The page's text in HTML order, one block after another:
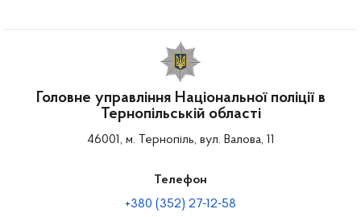
Головне управління Національної поліції в
Тернопільській області
46001, м. Тернопіль, вул. Валова, 11
Телефон
+380 (352) 27-12-58